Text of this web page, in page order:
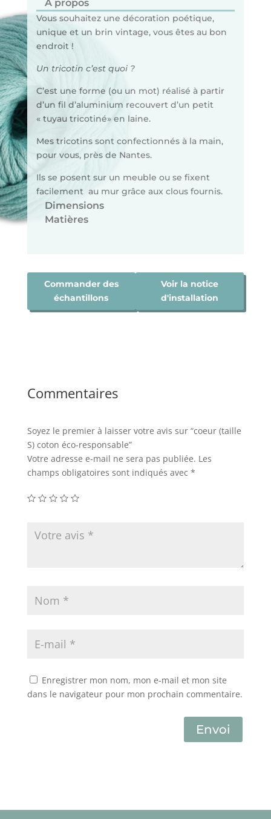
A propos
Vous souhaitez une décoration poétique,
unique et un brin vintage, vous êtes au bon
endroit !
Un tricotin c’est quoi ?
C’est une forme (ou un mot) réalisé à partir
d’un fil d’aluminium recouvert d’un petit
« tuyau tricotiné» en laine.
Mes tricotins sont confectionnés à la main,
pour vous, près de Nantes.
Ils se posent sur un meuble ou se fixent
facilement au mur grâce aux clous fournis.
Dimensions
Matières
Commander des
échantillons
Voir la notice
d'installation
Commentaires
Soyez le premier à laisser votre avis sur “coeur (taille
S) coton éco-responsable”
Votre adresse e-mail ne sera pas publiée. Les
champs obligatoires sont indiqués avec *
Enregistrer mon nom, mon e-mail et mon site
dans le navigateur pour mon prochain commentaire.
Envoi